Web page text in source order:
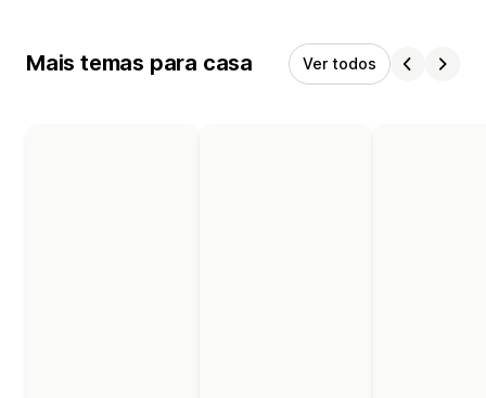
Mais temas para casa Ver todos